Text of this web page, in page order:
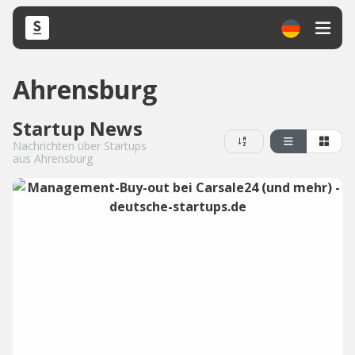
Ahrensburg
Startup News
Nachrichten über Startups
aus Ahrensburg